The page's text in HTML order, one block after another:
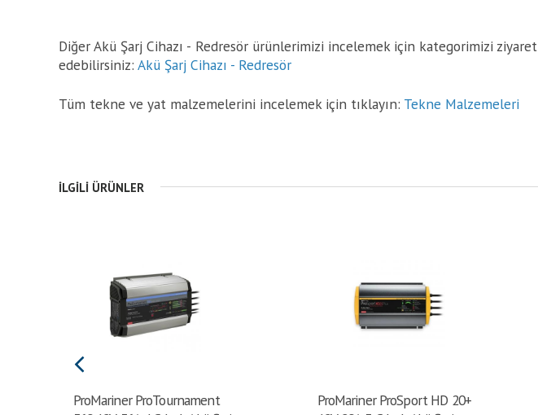
Diğer Akü Şarj Cihazı - Redresör ürünlerimizi incelemek için kategorimizi ziyaret
edebilirsiniz: Akü Şarj Cihazı - Redresör
Tüm tekne ve yat malzemelerini incelemek için tıklayın: Tekne Malzemeleri
İLGILI ÜRÜNLER
ProMariner ProTournament
ProMariner ProSport HD 20+